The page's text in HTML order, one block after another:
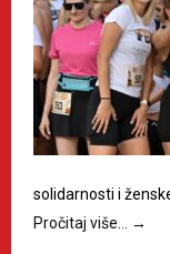
solidarnosti i
Pročitaj više…
→